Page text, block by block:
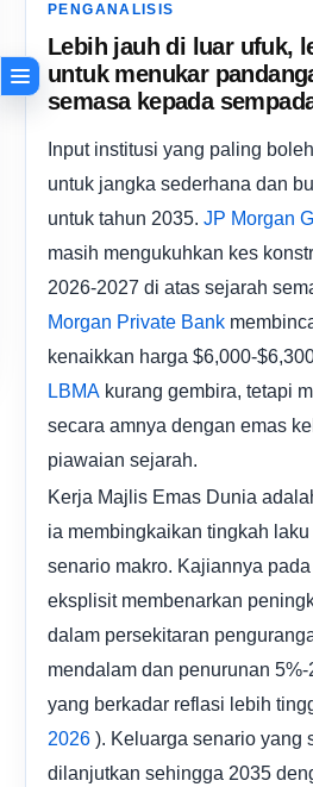
PENGANALISIS
Lebih jauh di luar ufuk,
untuk menukar
semasa kepada
Input institusi yang paling
untuk jangka sederhana dan
untuk tahun 2035. JP Morgan
masih mengukuhkan kes
2026-2027 di atas sejarah
Morgan Private Bank
kenaikkan harga $6,000-
LBMA kurang gembira, tetapi
secara amnya dengan emas
piawaian sejarah.
Kerja Majlis Emas Dunia
ia membingkaikan tingkah
senario makro. Kajiannya
eksplisit membenarkan
dalam persekitaran
mendalam dan penurunan
yang berkadar reflasi lebih
2026 ). Keluarga senario yang
dilanjutkan sehingga 2035